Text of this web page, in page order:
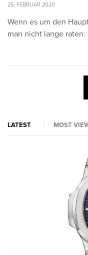
25. FEBRUAR 2020
Wenn es um den
man nicht lange
LATEST MOST